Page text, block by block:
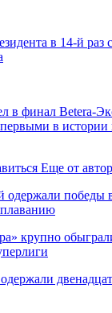
в 14-й раз
в финал Betera-
в истории
Еще от
победы в
крупно